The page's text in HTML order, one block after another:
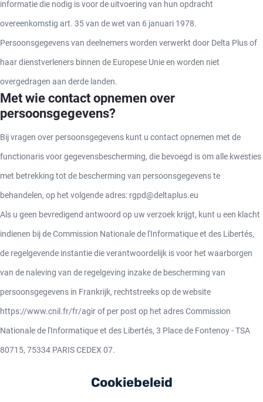
informatie die nodig is voor de uitvoering van hun opdracht
overeenkomstig art. 35 van de wet van 6 januari 1978.
Persoonsgegevens van deelnemers worden verwerkt door Delta Plus of
haar dienstverleners binnen de Europese Unie en worden niet
overgedragen aan derde landen.
Met wie contact opnemen over
persoonsgegevens?
Bij vragen over persoonsgegevens kunt u contact opnemen met de
functionaris voor gegevensbescherming, die bevoegd is om alle kwesties
met betrekking tot de bescherming van persoonsgegevens te
behandelen, op het volgende adres: rgpd@deltaplus.eu
Als u geen bevredigend antwoord op uw verzoek krijgt, kunt u een klacht
indienen bij de Commission Nationale de l'Informatique et des Libertés,
de regelgevende instantie die verantwoordelijk is voor het waarborgen
van de naleving van de regelgeving inzake de bescherming van
persoonsgegevens in Frankrijk, rechtstreeks op de website
https://www.cnil.fr/fr/agir of per post op het adres Commission
Nationale de l'Informatique et des Libertés, 3 Place de Fontenoy - TSA
80715, 75334 PARIS CEDEX 07.
Cookiebeleid